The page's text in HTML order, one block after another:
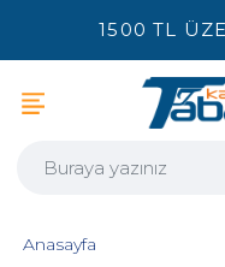
1500 TL
Anasayfa